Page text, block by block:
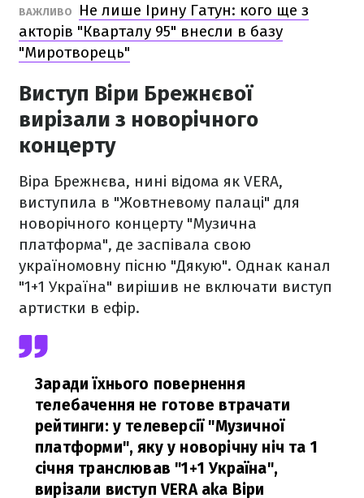
ВАЖЛИВО
Не лише Ірину Гатун: кого ще з
акторів "Кварталу 95" внесли в базу
"Миротворець"
Виступ Віри Брежнєвої
вирізали з новорічного
концерту
Віра Брежнєва, нині відома як VERA,
виступила в "Жовтневому палаці" для
новорічного концерту "Музична
платформа", де заспівала свою
україномовну пісню "Дякую". Однак канал
"1+1 Україна" вирішив не включати виступ
артистки в ефір.
Заради їхнього повернення
телебачення не готове втрачати
рейтинги: у телеверсії "Музичної
платформи", яку у новорічну ніч та 1
січня транслював "1+1 Україна",
вирізали виступ VERA aka Віри